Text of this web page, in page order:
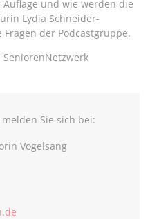
und wie werden die
Lydia Schneider-
der Podcastgruppe.
SeniorenNetzwerk
Sie sich bei:
Vogelsang